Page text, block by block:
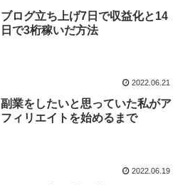
ブログ立ち上げ7日で収益化と14
日で3桁稼いだ方法
2022.06.21
副業をしたいと思っていた私がア
フィリエイトを始めるまで
2022.06.19